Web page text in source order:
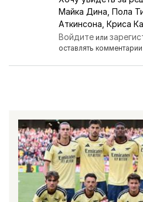
Майка Дина, Пола
Аткинсона, Криса
Войдите или
оставлять комментарии